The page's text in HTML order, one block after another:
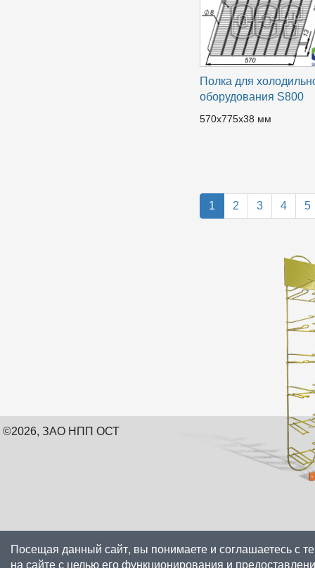
Полка для
оборудования S800
570x775x38 мм
1 2 3 4 5
©2026, ЗАО НПП ОСТ
Посещая данный сайт, вы понимаете и соглашаетесь с
на сайте с целью его функционирования и